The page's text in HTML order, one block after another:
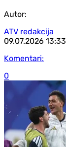
Autor:
ATV redakcija
09.07.2026 13:33
Komentari:
0